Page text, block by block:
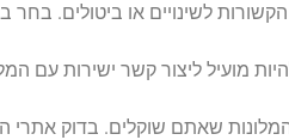
לשינויים או ביטולים.
מועיל ליצור קשר ישירות עם
שאתם שוקלים. בדוק אתרי